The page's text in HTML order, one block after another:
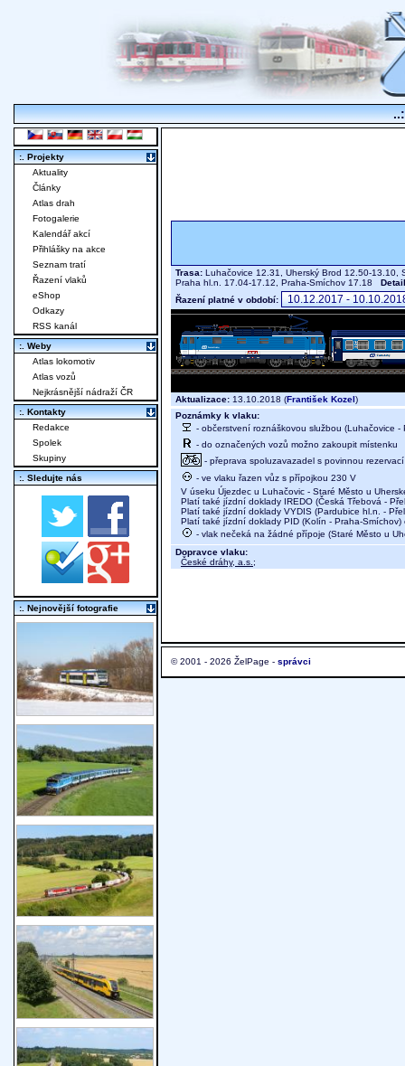
Trasa: Luhačovice 12.31, Uherský Brod 12.50-13.10,
Praha hl.n. 17.04-17.12, Praha-Smíchov 17.18
Řazení platné v období:
Aktualizace: 13.10.2018 (František Kozel)
Poznámky k vlaku:
- občerstvení roznáškovou službou (Luhačovice -
- do označených vozů možno zakoupit místenku
- přeprava spoluzavazadel s povinnou
- ve vlaku řazen vůz s přípojkou 230 V
V úseku Újezdec u Luhačovic - Staré Město u
Platí také jízdní doklady IREDO (Česká Třebová -
Platí také jízdní doklady VYDIS (Pardubice hl.n. -
Platí také jízdní doklady PID (Kolín - Praha-
- vlak nečeká na žádné přípoje (Staré Město u
Dopravce vlaku:
České dráhy, a.s. ;
© 2001 - 2026 ŽelPage - správci
:. Projekty
Aktuality
Články
Atlas drah
Fotogalerie
Kalendář akcí
Přihlášky na akce
Seznam tratí
Řazení vlaků
eShop
Odkazy
RSS kanál
:. Weby
Atlas lokomotiv
Atlas vozů
Nejkrásnější nádraží ČR
:. Kontakty
Redakce
Spolek
Skupiny
:. Sledujte nás
:. Nejnovější fotografie